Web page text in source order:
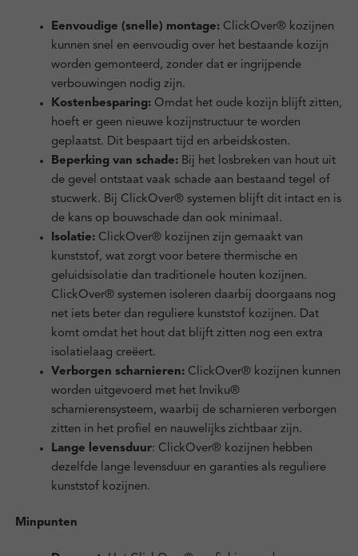
Eenvoudige (snelle) montage:ClickOver® kozijnen
kunnen snel en eenvoudig over het bestaande kozijn
worden gemonteerd, zonder dat er ingrijpende
verbouwingen nodig zijn.
Kostenbesparing:Omdat het oude kozijn blijft zitten,
hoeft er geen nieuwe kozijnstructuur te worden
geplaatst. Dit bespaart tijd en arbeidskosten.
Beperking van schade:Bij het losbreken van hout uit
de gevel ontstaat vaak schade aan bestaand tegel of
stucwerk. Bij ClickOver® systemen blijft dit intact en is
de kans op bouwschade dan ook minimaal.
Isolatie:ClickOver® kozijnen zijn gemaakt van
kunststof, wat zorgt voor betere thermische en
geluidsisolatie dan traditionele houten kozijnen.
ClickOver® systemen isoleren daarbij doorgaans nog
net iets beter dan reguliere kunststof kozijnen. Dat
komt omdat het hout dat blijft zitten nog een extra
isolatielaag creëert.
Verborgen scharnieren:ClickOver® kozijnen kunnen
worden uitgevoerd met het Inviku®
scharnierensysteem, waarbij de scharnieren verborgen
zitten in het profiel en nauwelijks zichtbaar zijn.
Lange levensduur: ClickOver® kozijnen hebben
dezelfde lange levensduur en garanties als reguliere
kunststof kozijnen.
Minpunten